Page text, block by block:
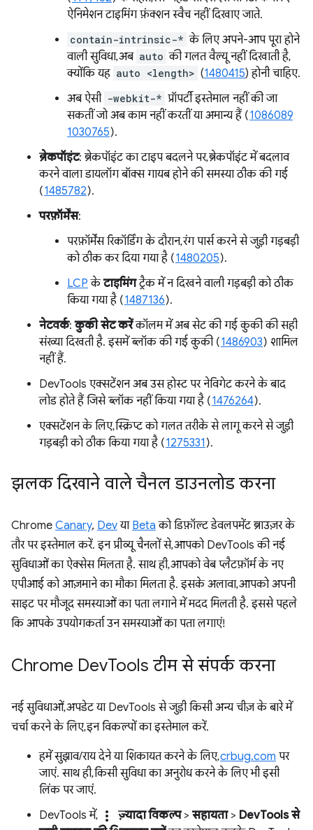
ऐनिमेशन टाइमिंग फ़ंक्शन स्वैच नहीं दिखाए जाते.
contain-intrinsic-* के लिए अपने-आप पूरा होने
वाली सुविधा, अब auto की गलत वैल्यू नहीं दिखाती है,
क्योंकि यह auto <length> (1480415) होनी चाहिए.
अब ऐसी -webkit-* प्रॉपर्टी इस्तेमाल नहीं की जा
सकतीं जो अब काम नहीं करतीं या अमान्य हैं (1086089
1030765).
ब्रेकपॉइंट: ब्रेकपॉइंट का टाइप बदलने पर, ब्रेकपॉइंट में बदलाव
करने वाला डायलॉग बॉक्स गायब होने की समस्या ठीक की गई
(1485782).
परफ़ॉर्मेंस:
परफ़ॉर्मेंस रिकॉर्डिंग के दौरान, रंग पार्स करने से जुड़ी गड़बड़ी
को ठीक कर दिया गया है (1480205).
LCP केटाइमिंगट्रैक में न दिखने वाली गड़बड़ी को ठीक
किया गया है (1487136).
नेटवर्क:कुकी सेट करेंकॉलम में अब सेट की गई कुकी की सही
संख्या दिखती है. इसमें ब्लॉक की गई कुकी (1486903) शामिल
नहीं हैं.
DevTools एक्सटेंशन अब उस होस्ट पर नेविगेट करने के बाद
लोड होते हैं जिसे ब्लॉक नहीं किया गया है (1476264).
एक्सटेंशन के लिए, स्क्रिप्ट को गलत तरीके से लागू करने से जुड़ी
गड़बड़ी को ठीक किया गया है (1275331 ).
झलक दिखाने वाले चैनल डाउनलोड करना
Chrome Canary, Devया Beta को डिफ़ॉल्ट डेवलपमेंट ब्राउज़र के
तौर पर इस्तेमाल करें. इन प्रीव्यू चैनलों से, आपको DevTools की नई
सुविधाओं का ऐक्सेस मिलता है. साथ ही, आपको वेब प्लैटफ़ॉर्म के नए
एपीआई को आज़माने का मौका मिलता है. इसके अलावा, आपको अपनी
साइट पर मौजूद समस्याओं का पता लगाने में मदद मिलती है. इससे पहले
कि आपके उपयोगकर्ता उन समस्याओं का पता लगाएं!
Chrome DevTools टीम से संपर्क करना
नई सुविधाओं, अपडेट या DevTools से जुड़ी किसी अन्य चीज़ के बारे में
चर्चा करने के लिए, इन विकल्पों का इस्तेमाल करें.
हमें सुझाव/राय देने या शिकायत करने के लिए,crbug.com पर
जाएं. साथ ही, किसी सुविधा का अनुरोध करने के लिए भी इसी
लिंक पर जाएं.
DevTools में, more_vert ज़्यादा विकल्प> सहायता> DevTools से